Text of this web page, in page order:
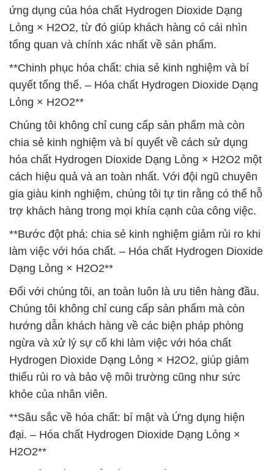
ứng dụng của hóa chất Hydrogen Dioxide Dạng
Lỏng × H2O2, từ đó giúp khách hàng có cái nhìn
tổng quan và chính xác nhất về sản phẩm.
**Chinh phục hóa chất: chia sẻ kinh nghiệm và bí
quyết tổng thể. – Hóa chất Hydrogen Dioxide Dạng
Lỏng × H2O2**
Chúng tôi không chỉ cung cấp sản phẩm mà còn
chia sẻ kinh nghiệm và bí quyết về cách sử dụng
hóa chất Hydrogen Dioxide Dạng Lỏng × H2O2 một
cách hiệu quả và an toàn nhất. Với đội ngũ chuyên
gia giàu kinh nghiệm, chúng tôi tự tin rằng có thể hỗ
trợ khách hàng trong mọi khía cạnh của công việc.
**Bước đột phá: chia sẻ kinh nghiệm giảm rủi ro khi
làm việc với hóa chất. – Hóa chất Hydrogen Dioxide
Dạng Lỏng × H2O2**
Đối với chúng tôi, an toàn luôn là ưu tiên hàng đầu.
Chúng tôi không chỉ cung cấp sản phẩm mà còn
hướng dẫn khách hàng về các biện pháp phòng
ngừa và xử lý sự cố khi làm việc với hóa chất
Hydrogen Dioxide Dạng Lỏng × H2O2, giúp giảm
thiểu rủi ro và bảo vệ môi trường cũng như sức
khỏe của nhân viên.
**Sâu sắc về hóa chất: bí mật và Ứng dụng hiện
đại. – Hóa chất Hydrogen Dioxide Dạng Lỏng ×
H2O2**